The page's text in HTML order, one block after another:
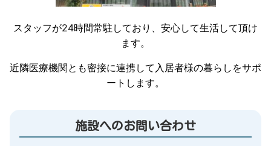
スタッフが24時間常駐しており、安心して生活して頂け
ます。
近隣医療機関とも密接に連携して入居者様の暮らしをサポ
ートします。
施設へのお問い合わせ